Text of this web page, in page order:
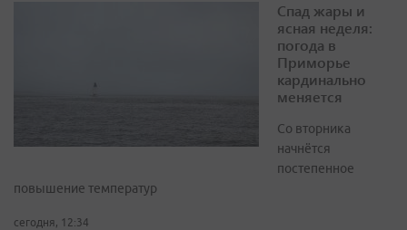
Спад жары и
ясная неделя:
погода в
Приморье
кардинально
меняется
Со вторника
начнётся
постепенное
повышение температур
сегодня, 12:34